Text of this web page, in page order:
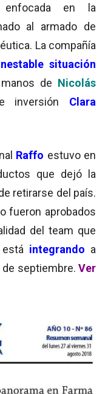
en la
al armado de
La compañía
situación
de Nicolás
inversión Clara
Raffo estuvo en
que dejó la
retirarse del país.
fueron aprobados
del team que
integrando a
septiembre. Ver